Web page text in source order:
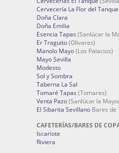
Cervecería La Flor del Tanque
Doña Clara
Doña Emilia
Esencia Tapas (Sanlúcar la
Er Traguito(Olivares)
Manolo Mayo(Los Palacios)
Mayo Sevilla
Modesto
Sol y Sombra
Taberna La Sal
Tomaré Tapas (Tomares)
Venta Pazo(Sanlúcar la
El Sibarita Sevillano Bares de
CAFETERÍAS/BARES DE
Iscariote
Riviera